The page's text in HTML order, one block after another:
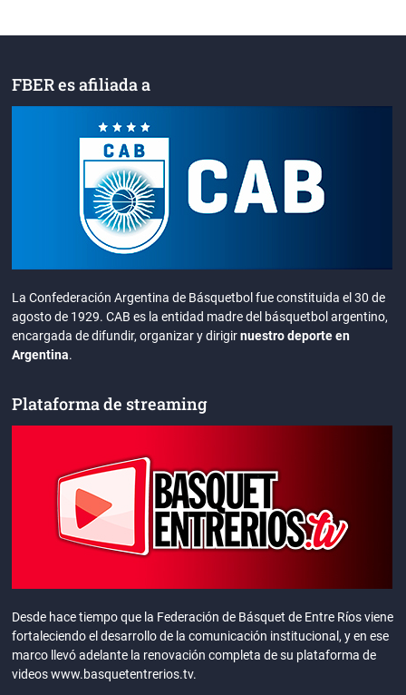
FBER es afiliada a
La Confederación Argentina de Básquetbol fue constituida el 30 de
agosto de 1929. CAB es la entidad madre del básquetbol argentino,
encargada de difundir, organizar y dirigirnuestro deporte en
Argentina.
Plataforma de streaming
Desde hace tiempo que la Federación de Básquet de Entre Ríos viene
fortaleciendo el desarrollo de la comunicación institucional, y en ese
marco llevó adelante la renovación completa de su plataforma de
videos www.basquetentrerios.tv.